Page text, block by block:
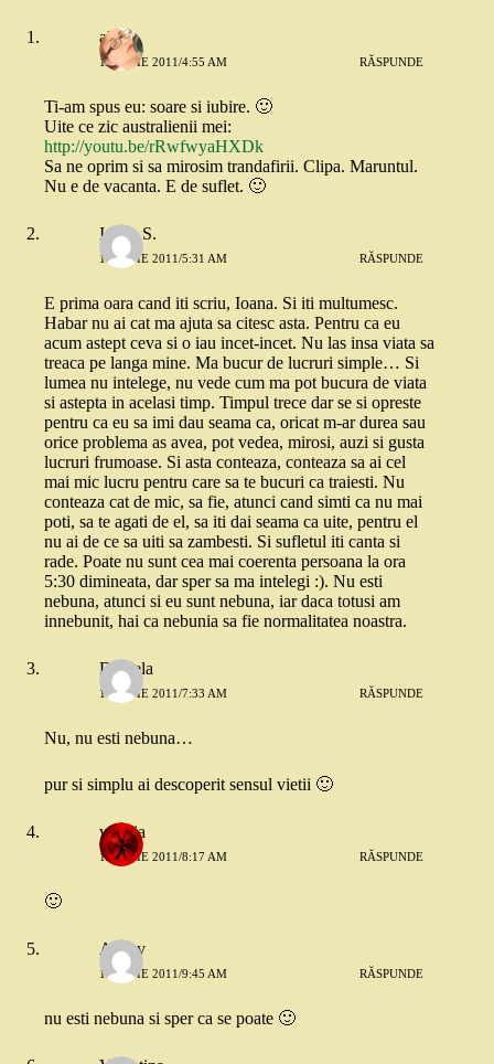
alina
19 IULIE 2011/4:55 AM RĂSPUNDE
Ti-am spus eu: soare si iubire. 🙂
Uite ce zic australienii mei:
http://youtu.be/rRwfwyaHXDk
Sa ne oprim si sa mirosim trandafirii. Clipa. Maruntul.
Nu e de vacanta. E de suflet. 🙂
Ioana S.
19 IULIE 2011/5:31 AM RĂSPUNDE
E prima oara cand iti scriu, Ioana. Si iti multumesc.
Habar nu ai cat ma ajuta sa citesc asta. Pentru ca eu
acum astept ceva si o iau incet-incet. Nu las insa viata sa
treaca pe langa mine. Ma bucur de lucruri simple… Si
lumea nu intelege, nu vede cum ma pot bucura de viata
si astepta in acelasi timp. Timpul trece dar se si opreste
pentru ca eu sa imi dau seama ca, oricat m-ar durea sau
orice problema as avea, pot vedea, mirosi, auzi si gusta
lucruri frumoase. Si asta conteaza, conteaza sa ai cel
mai mic lucru pentru care sa te bucuri ca traiesti. Nu
conteaza cat de mic, sa fie, atunci cand simti ca nu mai
poti, sa te agati de el, sa iti dai seama ca uite, pentru el
nu ai de ce sa uiti sa zambesti. Si sufletul iti canta si
rade. Poate nu sunt cea mai coerenta persoana la ora
5:30 dimineata, dar sper sa ma intelegi :). Nu esti
nebuna, atunci si eu sunt nebuna, iar daca totusi am
innebunit, hai ca nebunia sa fie normalitatea noastra.
Daniela
19 IULIE 2011/7:33 AM RĂSPUNDE
Nu, nu esti nebuna…
pur si simplu ai descoperit sensul vietii 🙂
valeria
19 IULIE 2011/8:17 AM RĂSPUNDE
🙂
Ancav
19 IULIE 2011/9:45 AM RĂSPUNDE
nu esti nebuna si sper ca se poate 🙂